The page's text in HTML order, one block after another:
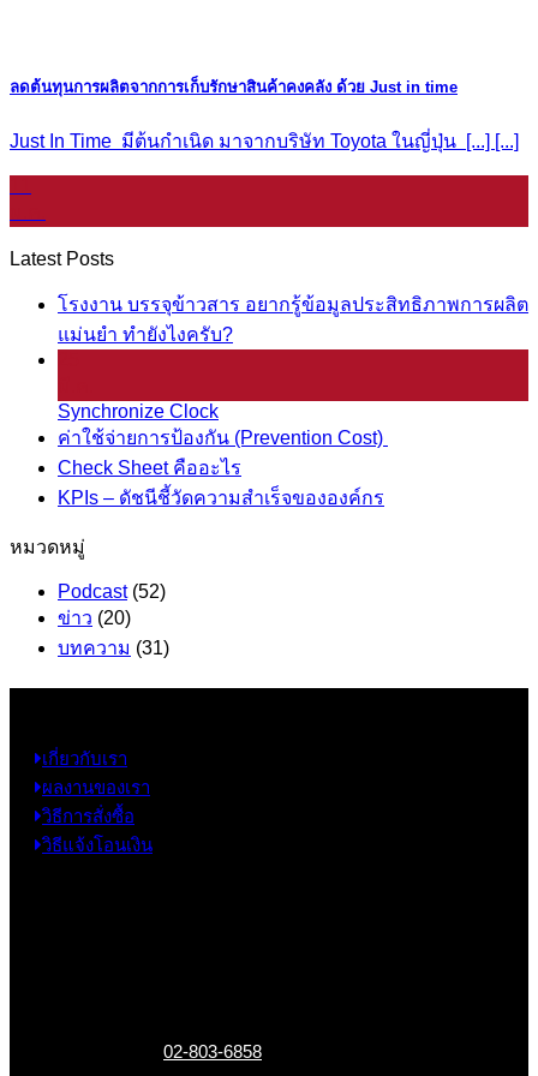
ลดต้นทุนการผลิตจากการเก็บรักษาสินค้าคงคลัง ด้วย Just in time
Just In Time มีต้นกำเนิด มาจากบริษัท Toyota ในญี่ปุ่น [...] [...]
Latest Posts
โรงงาน บรรจุข้าวสาร อยากรู้ข้อมูลประสิทธิภาพการผลิต
แม่นยำ ทำยังไงครับ?
Synchronize Clock
ค่าใช้จ่ายการป้องกัน (Prevention Cost)
Check Sheet คืออะไร
KPIs – ดัชนีชี้วัดความสำเร็จขององค์กร
หมวดหมู่
Podcast(52)
ข่าว (20)
บทความ (31)
เกี่ยวกับเรา
ผลงานของเรา
วิธีการสั่งซื้อ
วิธีแจ้งโอนเงิน
02-803-6858